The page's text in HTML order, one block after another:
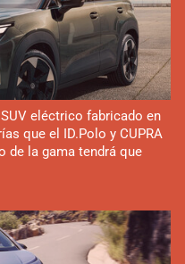
eléctrico fabricado en
que el ID.Polo y CUPRA
de la gama tendrá que